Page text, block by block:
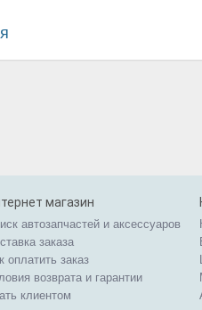
магазин
автозапчастей и аксессуаров
заказа
оплатить заказ
возврата и гарантии
клиентом